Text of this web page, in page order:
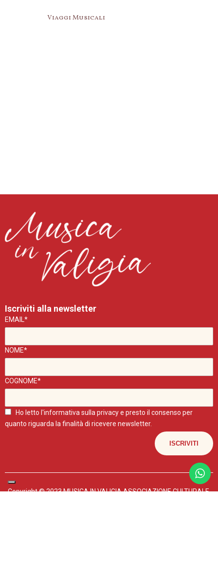
Viaggi Musicali
Iscriviti alla newsletter
EMAIL*
NOME*
COGNOME*
Ho letto l'informativa sulla privacye presto il consenso per
quanto riguarda la finalità di ricevere newsletter.
Copyright © 2023 MUSICA IN VALIGIA ASSOCIAZIONE CULTURALE.